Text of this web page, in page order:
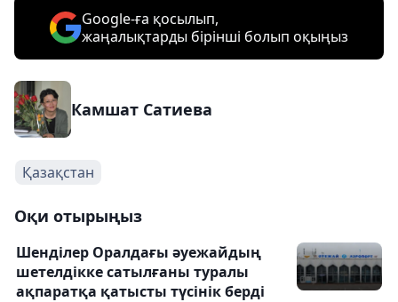
Google-ға қосылып,
жаңалықтарды бірінші болып оқыңыз
Камшат Сатиева
Қазақстан
Оқи отырыңыз
Шенділер Оралдағы әуежайдың
шетелдікке сатылғаны туралы
ақпаратқа қатысты түсінік берді